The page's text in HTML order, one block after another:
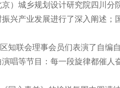
）城乡规划设计研究院四川
兴产业发展进行了深入阐述
联会理事会员们表演了自编
唱等节目：每一段旋律都催